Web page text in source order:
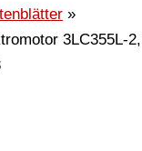
3LC355L-